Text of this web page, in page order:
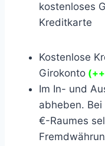
kostenloses
Kreditkarte
Kostenlose
Girokonto
Im In- und
abheben.
€-Raumes